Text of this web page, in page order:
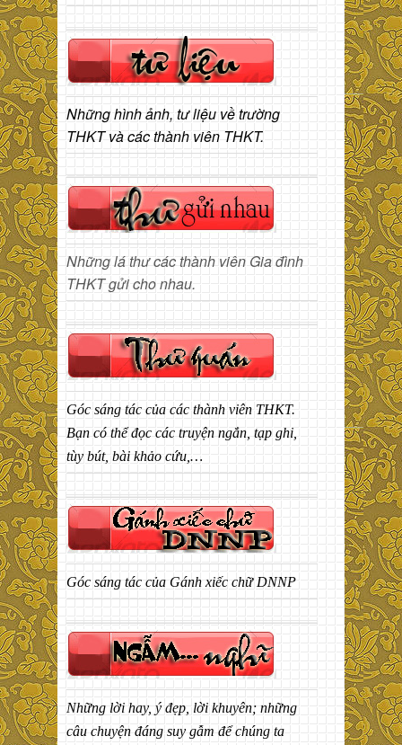
Những hình ảnh, tư liệu về trường
THKT và các thành viên THKT.
Những lá thư các thành viên Gia đình
THKT gửi cho nhau.
Góc sáng tác của các thành viên THKT.
Bạn có thể đọc các truyện ngắn, tạp ghi,
tùy bút, bài khảo cứu,…
Góc sáng tác của Gánh xiếc chữ DNNP
Những lời hay, ý đẹp, lời khuyên; những
câu chuyện đáng suy gẫm để chúng ta